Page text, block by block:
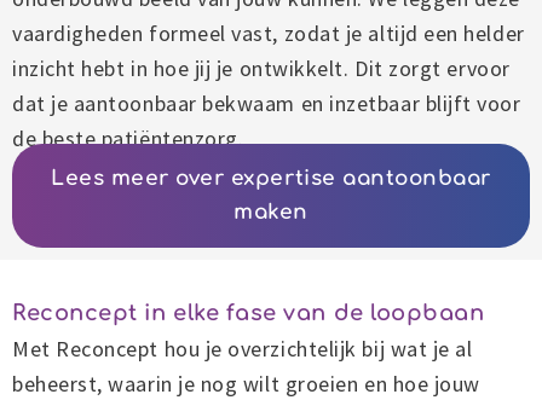
vaardigheden formeel vast, zodat je altijd een helder
inzicht hebt in hoe jij je ontwikkelt. Dit zorgt ervoor
dat je aantoonbaar bekwaam en inzetbaar blijft voor
de beste patiëntenzorg.
Lees meer over expertise aantoonbaar
maken
Reconcept in elke fase van de loopbaan
Met Reconcept hou je overzichtelijk bij wat je al
beheerst, waarin je nog wilt groeien en hoe jouw